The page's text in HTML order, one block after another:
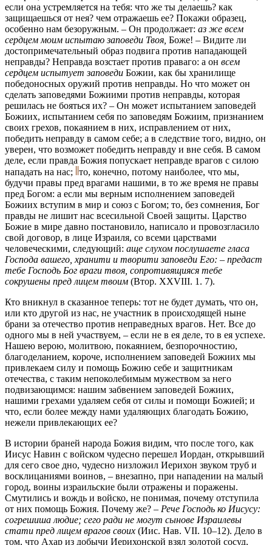
если она устремляется на тебя: что же ты делаешь? как
защищаешься от нея? чем отражаешь ее? Покажи образец,
особенно нам безоружным. – Он продолжает: аз же всем
сердцем моим испытаю заповеди Твоя, Боже! – Видите ли
достопримечательный образ подвига против нападающей
неправды? Неправда возстает против праваго: а он всем
сердцем испытует заповеди Божии, как бы хранилище
победоносных оружий против неправды. Но что может он
сделать заповедями Божиими против неправды, которая
решилась не бояться их? – Он может испытанием заповедей
Божиих, испытанием себя по заповедям Божиим, признанием
своих грехов, покаянием в них, исправлением от них,
победить неправду в самом себе; а в следствие того, видно, он
уверен, что возможет победить неправду и вне себя. В самом
деле, если правда Божия попускает неправде врагов с силою
нападать на нас;
то, конечно, потому наиболее, что мы,
будучи правы пред врагами нашими, в то же время не правы
пред Богом: а если мы верным исполнением заповедей
Божиих вступим в мир и союз с Богом; то, без сомнения, Бог
правды не лишит нас всесильной Своей защиты. Царство
Божие в мире давно постановило, написало и провозгласило
свой договор, в лице Израиля, со всеми царствами
человеческими, следующий: аще слухом послушаете гласа
Господа вашего, хранити и творити заповеди Его: – предаст
тебе Господь Бог враги твоя, сопротивящияся тебе
сокрушены пред лицем твоим (Втор. XXVIII. 1. 7).
Кто вникнул в сказанное теперь: тот не будет думать, что он,
или кто другой из нас, не участник в происходящей ныне
брани за отечество против неправедных врагов. Нет. Все до
одного мы в ней участвуем, – если не в ея деле, то в ея успехе.
Нашею верою, молитвою, покаянием, безпорочностию,
благоделанием, короче, исполнением заповедей Божиих мы
привлекаем силу и помощь Божию себе и защитникам
отечества, с таким непоколебимым мужеством за него
подвизающимся: нашим забвением заповедей Божиих,
нашими грехами удаляем себя от силы и помощи Божией; и
что, если более между нами удаляющих благодать Божию,
нежели привлекающих ее?
В истории браней народа Божия видим, что после того, как
Иисус Навин с войском чудесно перешел Иордан, открывший
для сего свое дно, чудесно низложил Иерихон звуком труб и
восклицаниями воинов, – внезапно, при нападении на малый
город, воины израильские были отражены и поражены.
Смутились и вождь и войско, не понимая, почему отступила
от них помощь Божия. Почему же? – Рече Господь ко Иисусу:
согрешиша людие; сего ради не могут сынове Израилевы
стати пред лицем врагов своих (Иис. Нав. VII. 10–12). Дело в
том, что Ахар из добычи Иерихонской взял золотой сосуд,